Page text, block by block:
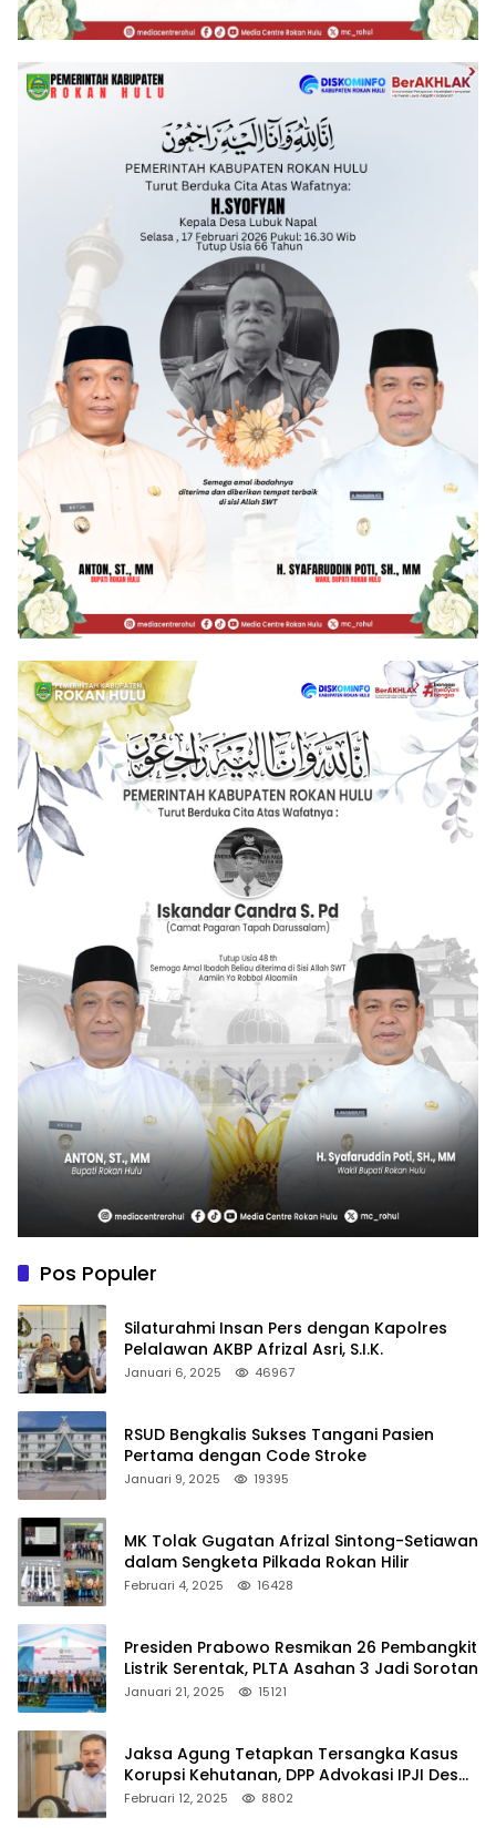
Pos Populer
Silaturahmi Insan Pers dengan Kapolres
Pelalawan AKBP Afrizal Asri, S.I.K.
Januari 6, 2025 46967
RSUD Bengkalis Sukses Tangani Pasien
Pertama dengan Code Stroke
Januari 9, 2025 19395
MK Tolak Gugatan Afrizal Sintong-Setiawan
dalam Sengketa Pilkada Rokan Hilir
Februari 4, 2025 16428
Presiden Prabowo Resmikan 26 Pembangkit
Listrik Serentak, PLTA Asahan 3 Jadi Sorotan
Januari 21, 2025 15121
Jaksa Agung Tetapkan Tersangka Kasus
Korupsi Kehutanan, DPP Advokasi IPJI Desak
Pengusutan Pajak RAPP
Februari 12, 2025 8802